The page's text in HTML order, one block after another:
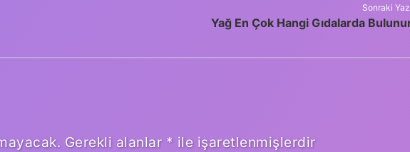
Sonraki
Yağ En Çok Hangi Gıdalarda
Gerekli alanlar * ile işaretlenmişlerdir